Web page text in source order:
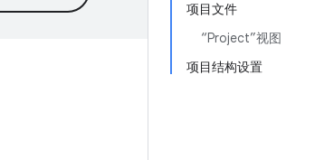
项目文件
“Project”视图
项目结构设置